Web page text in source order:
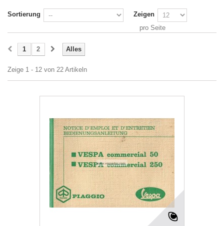
Sortierung
Zeigen
pro Seite
Alles
1 2
Zeige 1 - 12 von 22 Artikeln